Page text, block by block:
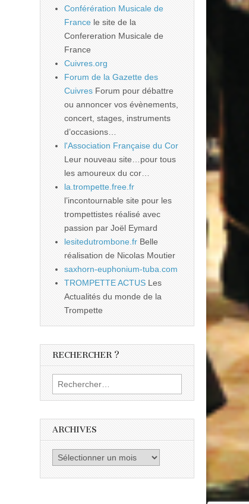
Conférération Musicale de
France le site de la
Confereration Musicale de
France
Cuivres.org
Forum de la Gazette des
Cuivres Forum pour débattre
ou annoncer vos évènements,
concert, stages, instruments
d’occasions…
l'Association Française du Cor
Leur nouveau site…pour tous
les amoureux du cor…
la.trompette.free.fr
l’incontournable site pour les
trompettistes réalisé avec
passion par Joël Eymard
lesitedutrombone.fr Belle
réalisation de Nicolas Moutier
saxhorn-euphonium-tuba.com
TROMPETTE ACTUS Les
Actualités du monde de la
Trompette
RECHERCHER ?
Rechercher :
ARCHIVES
Archives